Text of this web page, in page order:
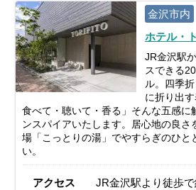
金沢市内
ホテル・
JR金沢駅
スできる
ル。四季
に折り出
食べて・聴いて・香る」そんな五感に
ンスパイアいたします。居心地の良さ
場「こっとりの湯」でやすらぎのひと
い。
アクセス
JR金沢駅より徒歩